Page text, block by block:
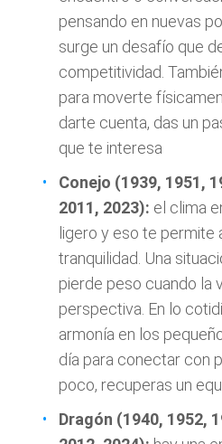
pensando en nuevas
surge un desafío que
competitividad.
para moverte
darte cuenta, das un
que te interesa
Conejo (1939, 1951,
2011, 2023): el clima
ligero y eso te permite
tranquilidad. Una
pierde peso cuando la
perspectiva. En lo
armonía en los
día para conectar con
poco, recuperas un
Dragón (1940, 1952,